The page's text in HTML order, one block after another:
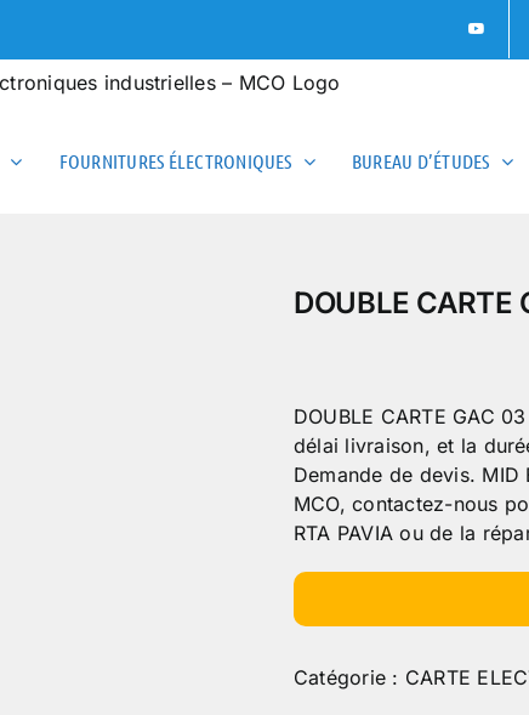
FOURNITURES ÉLECTRONIQUES BUREAU D’ÉTUDES
DOUBLE CARTE
DOUBLE CARTE GAC
délai livraison, et la
Demande de devis.
MCO, contactez-nous
RTA PAVIA ou de la
Catégorie : CARTE